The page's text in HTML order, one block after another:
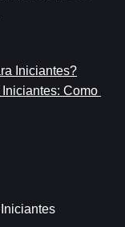
Iniciantes?
Como